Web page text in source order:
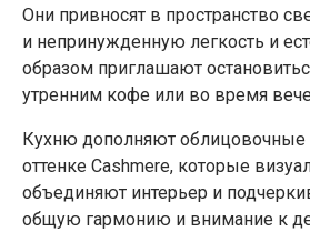
Они привносят в пространство
и непринужденную легкость и
образом приглашают
утренним кофе или во время
Кухню дополняют облицовочные
оттенке Cashmere, которые
объединяют интерьер и
общую гармонию и внимание к